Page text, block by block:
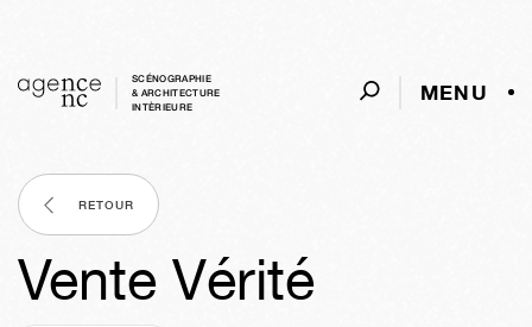
SCÉNOGRAPHIE
& ARCHITECTURE
INTÈRIEURE
MENU
RETOUR
Vente Vérité